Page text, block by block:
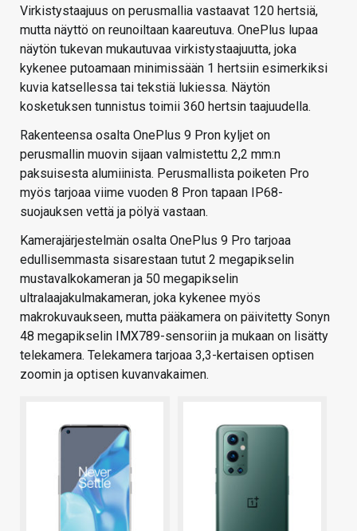
Virkistystaajuus on perusmallia vastaavat 120 hertsiä,
mutta näyttö on reunoiltaan kaareutuva. OnePlus lupaa
näytön tukevan mukautuvaa virkistystaajuutta, joka
kykenee putoamaan minimissään 1 hertsiin esimerkiksi
kuvia katsellessa tai tekstiä lukiessa. Näytön
kosketuksen tunnistus toimii 360 hertsin taajuudella.
Rakenteensa osalta OnePlus 9 Pron kyljet on
perusmallin muovin sijaan valmistettu 2,2 mm:n
paksuisesta alumiinista. Perusmallista poiketen Pro
myös tarjoaa viime vuoden 8 Pron tapaan IP68-
suojauksen vettä ja pölyä vastaan.
Kamerajärjestelmän osalta OnePlus 9 Pro tarjoaa
edullisemmasta sisarestaan tutut 2 megapikselin
mustavalkokameran ja 50 megapikselin
ultralaajakulmakameran, joka kykenee myös
makrokuvaukseen, mutta pääkamera on päivitetty Sonyn
48 megapikselin IMX789-sensoriin ja mukaan on lisätty
telekamera. Telekamera tarjoaa 3,3-kertaisen optisen
zoomin ja optisen kuvanvakaimen.